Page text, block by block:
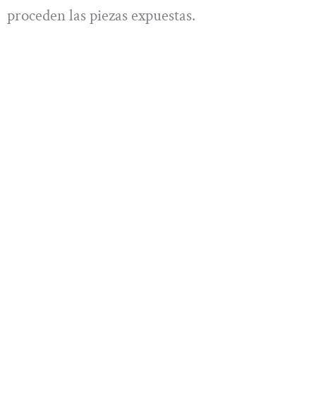
proceden las piezas expuestas.